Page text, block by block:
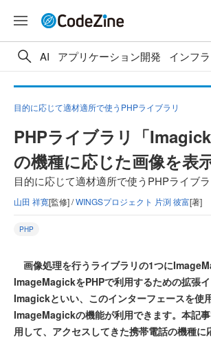
AI アプリケーション開発 インフラ
目的に応じて適材適所で使うPHPライブラリ
PHPライブラリ「
の機種に応じた画像を表
目的に応じて適材適所で使うPHPライブラ
山田 祥寛[監修] /WINGSプロジェクト 片渕 彼富[著]
PHP
画像処理を行うライブラリの1つに
ImageMagickをPHPで利用するための拡張
Imagickといい、このインターフェースを使
ImageMagickの機能が利用できます。本記
用して、アクセスしてきた携帯電話の機種に